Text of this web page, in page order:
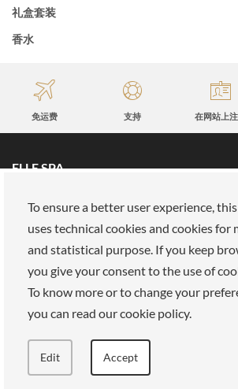
礼盒套装
香水
免运费 支持 在网站上
ELLE SPA
保真卡
关于我们
保留区
关于我们
我们的使命
加入我们
支付方式
商店
法律领域
销售条款
To ensure a better user experience,
uses technical cookies and cookies for
and statistical purpose. If you keep
you give your consent to the use of
To know more or to change your
you can read our cookie policy.
Edit Accept